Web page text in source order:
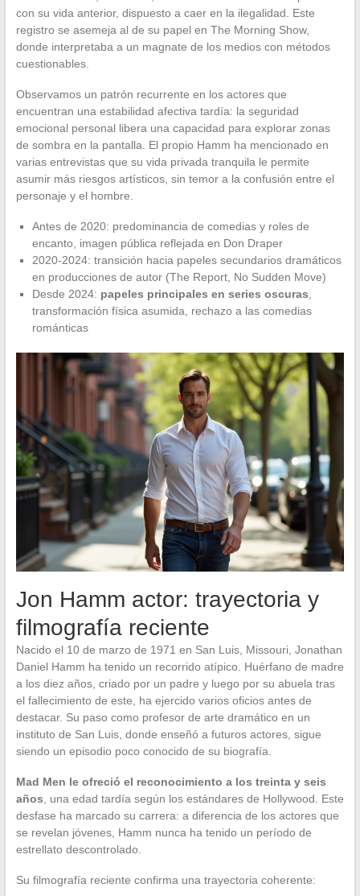
con su vida anterior, dispuesto a caer en la ilegalidad. Este
registro se asemeja al de su papel en The Morning Show,
donde interpretaba a un magnate de los medios con métodos
cuestionables.
Observamos un patrón recurrente en los actores que
encuentran una estabilidad afectiva tardía: la seguridad
emocional personal libera una capacidad para explorar zonas
de sombra en la pantalla. El propio Hamm ha mencionado en
varias entrevistas que su vida privada tranquila le permite
asumir más riesgos artísticos, sin temor a la confusión entre el
personaje y el hombre.
Antes de 2020: predominancia de comedias y roles de
encanto, imagen pública reflejada en Don Draper
2020-2024: transición hacia papeles secundarios dramáticos
en producciones de autor (The Report, No Sudden Move)
Desde 2024: papeles principales en series oscuras
transformación física asumida, rechazo a las comedias
románticas
Jon Hamm actor: trayectoria y
filmografía reciente
Nacido el 10 de marzo de 1971 en San Luis, Missouri, Jonathan
Daniel Hamm ha tenido un recorrido atípico. Huérfano de madre
a los diez años, criado por un padre y luego por su abuela tras
el fallecimiento de este, ha ejercido varios oficios antes de
destacar. Su paso como profesor de arte dramático en un
instituto de San Luis, donde enseñó a futuros actores, sigue
siendo un episodio poco conocido de su biografía.
Mad Men le ofreció el reconocimiento a los treinta y seis
años, una edad tardía según los estándares de Hollywood. Este
desfase ha marcado su carrera: a diferencia de los actores que
se revelan jóvenes, Hamm nunca ha tenido un período de
estrellato descontrolado.
Su filmografía reciente confirma una trayectoria coherente: